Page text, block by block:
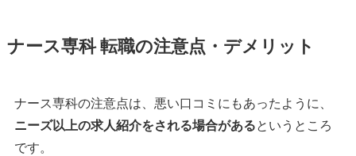
ナース専科 転職の注意点・デメリット
ナース専科の注意点は、悪い口コミにもあったように、
ニーズ以上の求人紹介をされる場合があるというところ
です。